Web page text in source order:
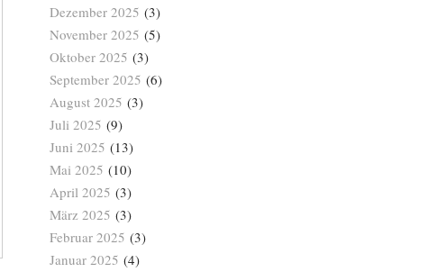
Dezember 2025 (3)
November 2025 (5)
Oktober 2025 (3)
September 2025 (6)
August 2025 (3)
Juli 2025 (9)
Juni 2025 (13)
Mai 2025 (10)
April 2025 (3)
März 2025 (3)
Februar 2025 (3)
Januar 2025 (4)